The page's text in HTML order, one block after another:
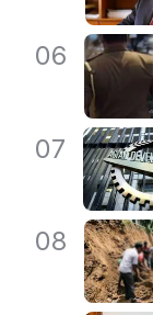
06
07
08